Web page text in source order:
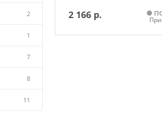
2
1
7
8
11
2 166 р.